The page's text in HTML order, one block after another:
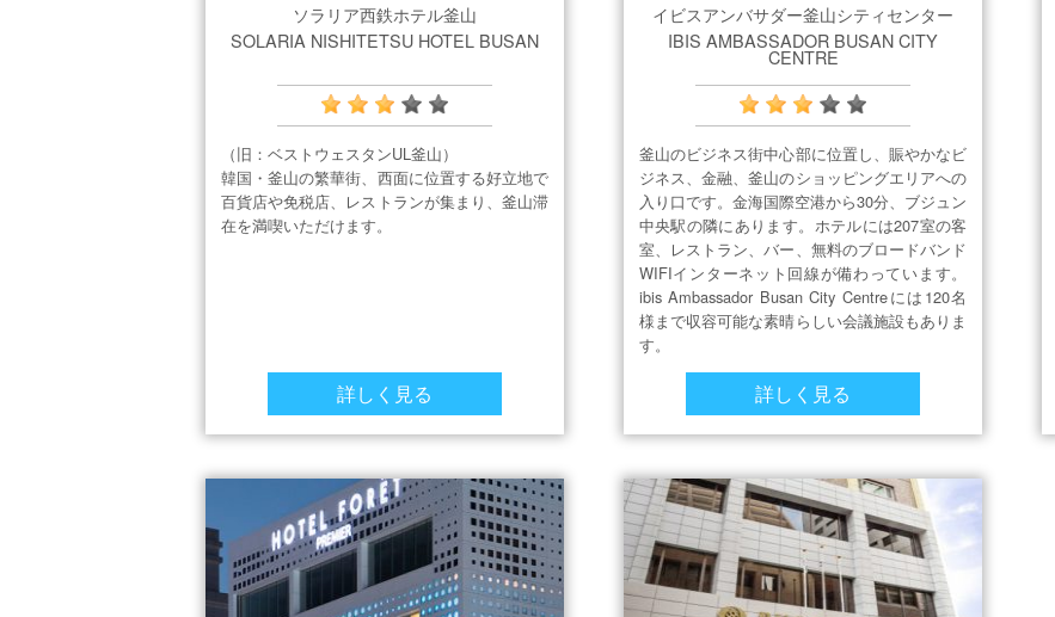
ソラリア西鉄ホテル釜山
SOLARIA NISHITETSU HOTEL BUSAN
（旧：ベストウェスタンUL釜山）
韓国・釜山の繁華街、西面に位置する好立地で
百貨店や免税店、レストランが集まり、釜山滞
在を満喫いただけます。
詳しく見る
イビスアンバサダー釜山シティセンター
IBIS AMBASSADOR BUSAN CITY
CENTRE
釜山のビジネス街中心部に位置し、賑やかなビ
ジネス、金融、釜山のショッピングエリアへの
入り口です。金海国際空港から30分、ブジュン
中央駅の隣にあります。ホテルには207室の客
室、レストラン、バー、無料のブロードバンド
WIFIインターネット回線が備わっています。
ibis Ambassador Busan City Centreには120名
様まで収容可能な素晴らしい会議施設もありま
す。
詳しく見る